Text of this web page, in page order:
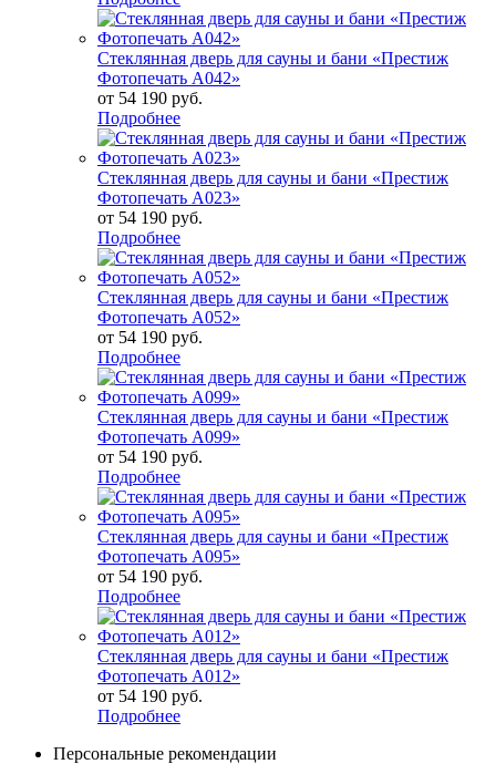
Стеклянная дверь для сауны и бани «Престиж
Фотопечать А042»
от 54 190 руб.
Подробнее
Стеклянная дверь для сауны и бани «Престиж
Фотопечать А023»
от 54 190 руб.
Подробнее
Стеклянная дверь для сауны и бани «Престиж
Фотопечать А052»
от 54 190 руб.
Подробнее
Стеклянная дверь для сауны и бани «Престиж
Фотопечать А099»
от 54 190 руб.
Подробнее
Стеклянная дверь для сауны и бани «Престиж
Фотопечать А095»
от 54 190 руб.
Подробнее
Стеклянная дверь для сауны и бани «Престиж
Фотопечать А012»
от 54 190 руб.
Подробнее
Персональные рекомендации